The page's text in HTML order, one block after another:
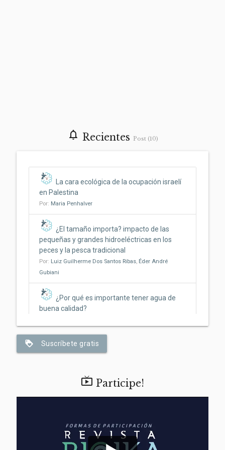
notifications_none Recientes Post (10)
La cara ecológica de la ocupación israelí
en Palestina
Por: Maria Penhalver
¿El tamaño importa? impacto de las
pequeñas y grandes hidroeléctricas en los
peces y la pesca tradicional
Por: Luiz Guilherme Dos Santos Ribas, Éder André
Gubiani
¿Por qué es importante tener agua de
buena calidad?
Del fuego al fogón: cómo el acto de
volviéramos humanos
cenizas de los incendios al ambiente
acuático?
Gabriel Sampaio De Jesus Karine Borges Machado
loyalty Suscríbete gratis
 Participe!